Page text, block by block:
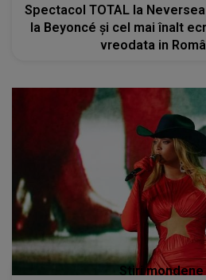
Spectacol TOTAL la
la Beyoncé și cel mai înalt
vreodata in
Stiri mondene